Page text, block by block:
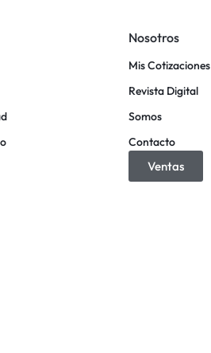
Nosotros
Mis Cotizaciones
Revista Digital
Somos
Contacto
Ventas